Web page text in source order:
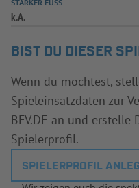
STARKER FUSS
k.A.
BIST DU DIESER
Wenn du möchtest,
Spieleinsatzdaten zur
BFV.DE an und erstelle
Spielerprofil.
SPIELERPROFIL